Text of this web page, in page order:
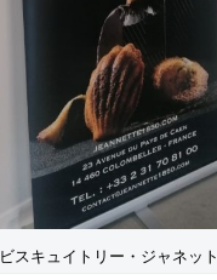
ビスキュイトリー・ジャネット